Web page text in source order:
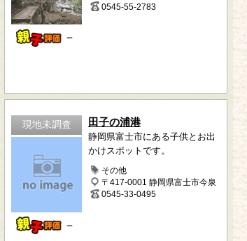
－
0545-55-2783
現地未調査
－
田子の浦港
静岡県富士市にある子供とお出
かけスポットです。
その他
〒417-0001 静岡県富士市今泉
0545-33-0495